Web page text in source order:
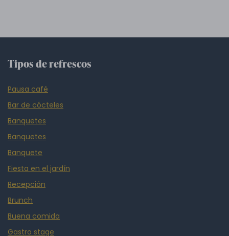
Tipos de refrescos
Pausa café
Bar de cócteles
Banquetes
Banquetes
Banquete
Fiesta en el jardín
Recepción
Brunch
Buena comida
Gastro stage